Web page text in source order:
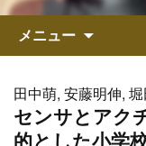
メニュー
ン
ツ
へ
田中萌, 安藤明伸,
センサとアク
的とした小学